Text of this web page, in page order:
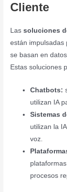
Cliente
Lassoluciones
están impulsadas
se basan en
Estas soluciones
Chatbots:
utilizan IA
Sistemas
utilizan la
voz.
procesos